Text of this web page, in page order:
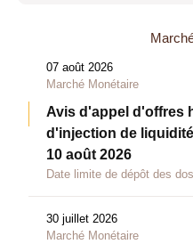
07 août 2026
Marché Monétaire
Avis d'appel d'offres
d'injection de liquidité
10 août 2026
Date limite de dépôt des
30 juillet 2026
Marché Monétaire